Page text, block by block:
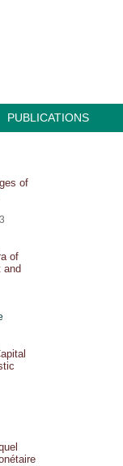
PUBLICATIONS
of
of
and